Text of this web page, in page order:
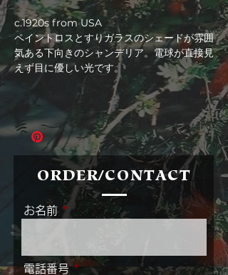
c.1920s from USA
ペイントロスとすりガラスのシェードが雰囲
気ある下向きのシャンデリア。電球が直接見
えず目に優しい光です。
ORDER/CONTACT
お名前
電話番号